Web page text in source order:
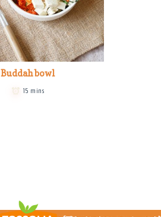
Buddah bowl
15 mins